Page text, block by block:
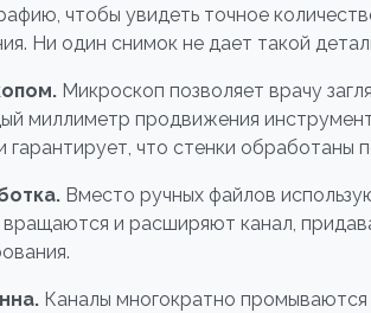
чтобы увидеть точное
Ни один снимок не дает такой
Микроскоп позволяет врачу
миллиметр продвижения
гарантирует, что стенки обработаны
Вместо ручных файлов
вращаются и расширяют канал,
Каналы многократно